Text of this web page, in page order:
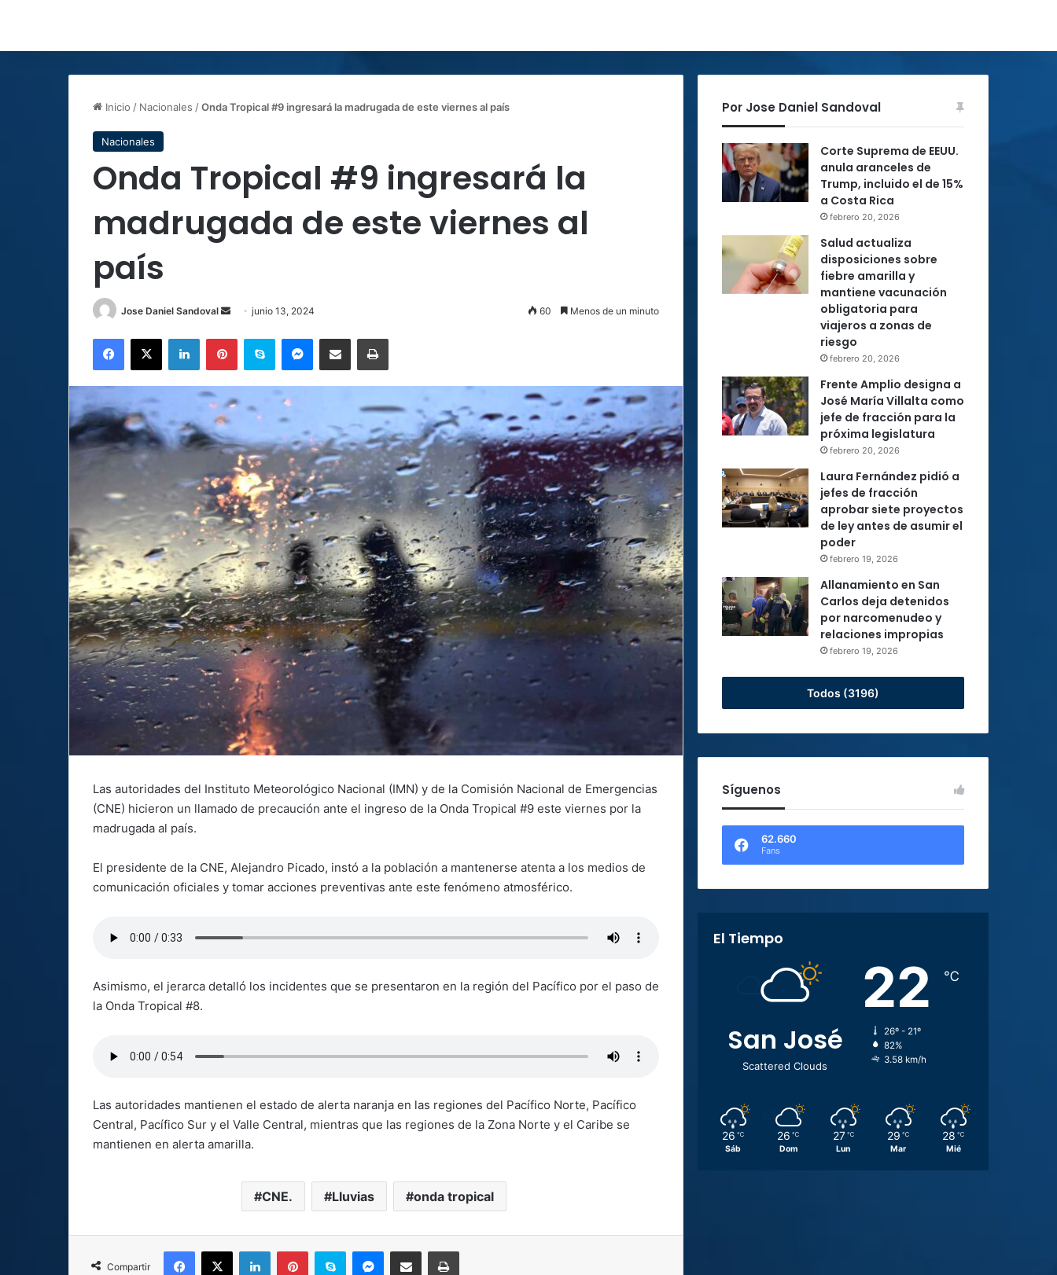
Inicio / Nacionales /Onda Tropical #9 ingresará la madrugada de este viernes al país
Nacionales
Onda Tropical #9 ingresará la
madrugada de este viernes al
país
Jose Daniel Sandoval
Sendjunio 13, 2024 60 Menos de un minuto
Facebook
X LinkedInPinterestSkype MessengerCompartir por correo electrónicoImprimir
Las autoridades del Instituto Meteorológico Nacional (IMN) y de la Comisión Nacional de Emergencias
(CNE) hicieron un llamado de precaución ante el ingreso de la Onda Tropical #9 este viernes por la
madrugada al país.
El presidente de la CNE, Alejandro Picado, instó a la población a mantenerse atenta a los medios de
comunicación oficiales y tomar acciones preventivas ante este fenómeno atmosférico.
Asimismo, el jerarca detalló los incidentes que se presentaron en la región del Pacífico por el paso de
la Onda Tropical #8.
Las autoridades mantienen el estado de alerta naranja en las regiones del Pacífico Norte, Pacífico
Central, Pacífico Sur y el Valle Central, mientras que las regiones de la Zona Norte y el Caribe se
mantienen en alerta amarilla.
CNE. Lluvias onda tropical
Compartir
Facebook
X LinkedInPinterestSkype MessengerCompartir por correo electrónicoImprimir
Por Jose Daniel Sandoval
Corte Suprema de EEUU.
anula aranceles de
Trump, incluido el de 15%
a Costa Rica
febrero 20, 2026
Salud actualiza
disposiciones sobre
fiebre amarilla y
mantiene vacunación
obligatoria para
viajeros a zonas de
riesgo
febrero 20, 2026
Frente Amplio designa a
José María Villalta como
jefe de fracción para la
próxima legislatura
febrero 20, 2026
Laura Fernández pidió a
jefes de fracción
aprobar siete proyectos
de ley antes de asumir el
poder
febrero 19, 2026
Allanamiento en San
Carlos deja detenidos
por narcomenudeo y
relaciones impropias
febrero 19, 2026
Todos (3196)
Síguenos
62.660
Fans
El Tiempo
San José
Scattered Clouds
22 ℃
26º - 21º
82%
3.58 km/h
26 ℃
Sáb
26 ℃
Dom
27 ℃
Lun
29 ℃
Mar
28 ℃
Mié